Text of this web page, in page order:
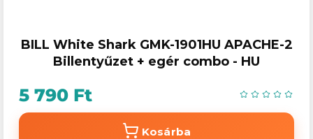
BILL White Shark GMK-1901HU APACHE-2
Billentyűzet + egér combo - HU
5 790 Ft
Kosárba